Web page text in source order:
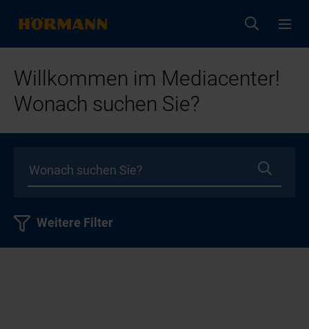
Willkommen im Mediacenter!
Wonach suchen Sie?
Weitere Filter